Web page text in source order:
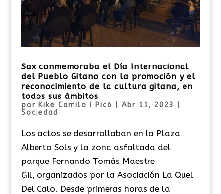
Sax conmemoraba el Día Internacional
del Pueblo Gitano con la promoción y el
reconocimiento de la cultura gitana, en
todos sus ámbitos
por Kike Camilo i Picó Abr 11, 2023
Sociedad
Los actos se desarrollaban en la Plaza
Alberto Sols y la zona asfaltada del
parque Fernando Tomás Maestre
Gil, organizados por la Asociación La Quel
Del Calo. Desde primeras horas de la